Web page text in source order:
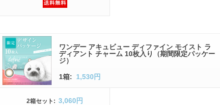
ワンデー アキュビュー ディファイン モイスト ラ
ディアント チャーム 10枚入り（期間限定パッケー
ジ）
1箱: 1,530円
2箱セット : 3,060円